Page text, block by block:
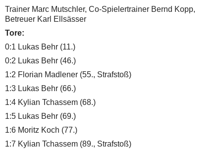
Trainer Marc Mutschler, Co-Spielertrainer Bernd Kopp,
Betreuer Karl Ellsässer
Tore:
0:1 Lukas Behr (11.)
0:2 Lukas Behr (46.)
1:2 Florian Madlener (55., Strafstoß)
1:3 Lukas Behr (66.)
1:4 Kylian Tchassem (68.)
1:5 Lukas Behr (69.)
1:6 Moritz Koch (77.)
1:7 Kylian Tchassem (89., Strafstoß)